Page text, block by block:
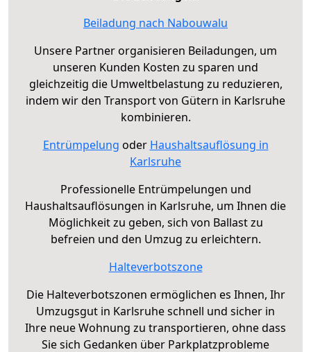
Beiladung nach Nabouwalu
Unsere Partner organisieren Beiladungen, um
unseren Kunden Kosten zu sparen und
gleichzeitig die Umweltbelastung zu reduzieren,
indem wir den Transport von Gütern in Karlsruhe
kombinieren.
Entrümpelung oder Haushaltsauflösung in
Karlsruhe
Professionelle Entrümpelungen und
Haushaltsauflösungen in Karlsruhe, um Ihnen die
Möglichkeit zu geben, sich von Ballast zu
befreien und den Umzug zu erleichtern.
Halteverbotszone
Die Halteverbotszonen ermöglichen es Ihnen, Ihr
Umzugsgut in Karlsruhe schnell und sicher in
Ihre neue Wohnung zu transportieren, ohne dass
Sie sich Gedanken über Parkplatzprobleme